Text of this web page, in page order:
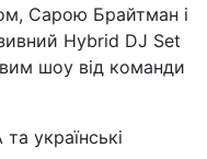
Сарою Брайтман і
Hybrid DJ Set
шоу від команди
українські